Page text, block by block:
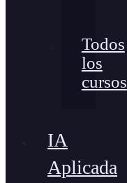
Todos
los
cursos
IA
Aplicada